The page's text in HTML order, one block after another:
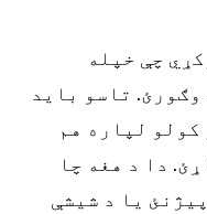
چې خپله
تاسو باید
کولو لپاره هم
دا د هغه چا
یا د شیشې